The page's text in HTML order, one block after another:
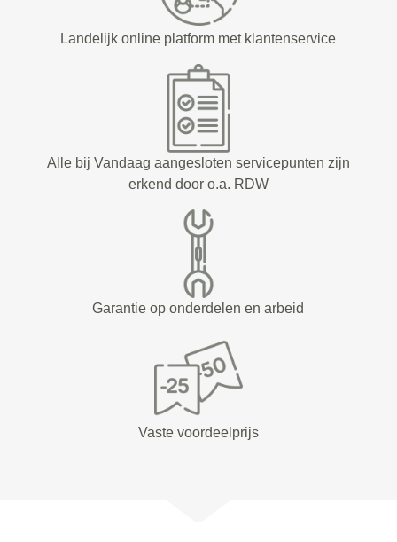
Landelijk online platform met klantenservice
Alle bij Vandaag aangesloten servicepunten zijn
erkend door o.a. RDW
Garantie op onderdelen en arbeid
Vaste voordeelprijs